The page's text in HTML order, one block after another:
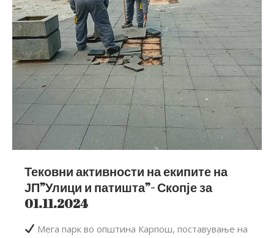
Тековни активности на екипите на
ЈП”Улици и патишта”- Скопје за
01.11.2024
Мега парк во општина Карпош, поставување на